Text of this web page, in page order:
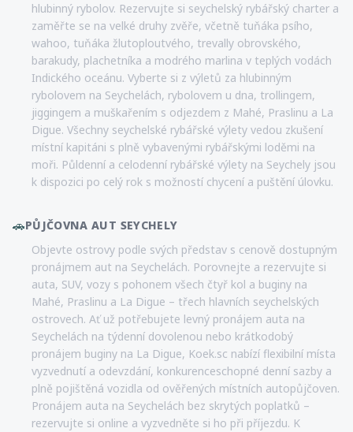
hlubinný rybolov. Rezervujte si seychelský rybářský charter a
zaměřte se na velké druhy zvěře, včetně tuňáka psího,
wahoo, tuňáka žlutoploutvého, trevally obrovského,
barakudy, plachetníka a modrého marlina v teplých vodách
Indického oceánu. Vyberte si z výletů za hlubinným
rybolovem na Seychelách, rybolovem u dna, trollingem,
jiggingem a muškařením s odjezdem z Mahé, Praslinu a La
Digue. Všechny seychelské rybářské výlety vedou zkušení
místní kapitáni s plně vybavenými rybářskými loděmi na
moři. Půldenní a celodenní rybářské výlety na Seychely jsou
k dispozici po celý rok s možností chycení a puštění úlovku.
🚗PŮJČOVNA AUT SEYCHELY
Objevte ostrovy podle svých představ s cenově dostupným
pronájmem aut na Seychelách. Porovnejte a rezervujte si
auta, SUV, vozy s pohonem všech čtyř kol a buginy na
Mahé, Praslinu a La Digue – třech hlavních seychelských
ostrovech. Ať už potřebujete levný pronájem auta na
Seychelách na týdenní dovolenou nebo krátkodobý
pronájem buginy na La Digue, Koek.sc nabízí flexibilní místa
vyzvednutí a odevzdání, konkurenceschopné denní sazby a
plně pojištěná vozidla od ověřených místních autopůjčoven.
Pronájem auta na Seychelách bez skrytých poplatků –
rezervujte si online a vyzvedněte si ho při příjezdu. K